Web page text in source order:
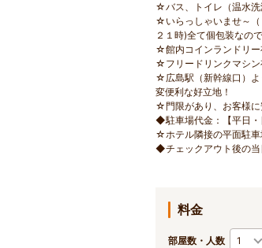
☆バス、トイレ（温水洗
☆いらっしゃいませ～（
２１時)全て個包装なの
☆館内コインランドリー
☆フリードリンクマシン
☆広島駅（新幹線口）よ
変便利な好立地！
☆門限があり、お客様
◆駐車場代金：【平日・
☆ホテル隣接の平面駐車
◆チェックアウト後の当
料金
部屋数・人数